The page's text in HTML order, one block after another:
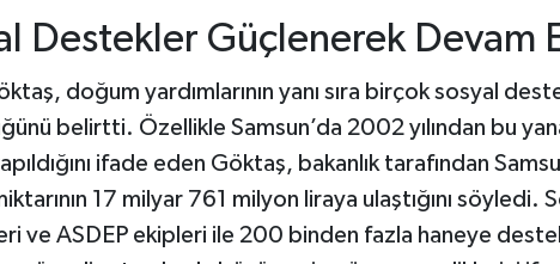
Destekler Güçlenerek Devam
doğum yardımlarının yanı sıra birçok sosyal
belirtti. Özellikle Samsun’da 2002 yılından bu
ifade eden Göktaş, bakanlık tarafından
17 milyar 761 milyon liraya ulaştığını söyledi.
ve ASDEP ekipleri ile 200 binden fazla haneye destek